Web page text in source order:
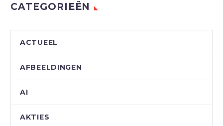
CATEGORIEËN
ACTUEEL
AFBEELDINGEN
AI
AKTIES